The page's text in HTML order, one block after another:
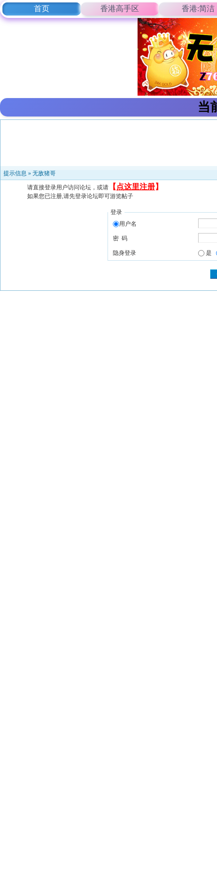
首页 香港高手区 香港:简洁
当
提示信息 » 无敌猪哥
请直接登录用户访问论坛，或请 【 点这里注册】
如果您已注册,请先登录论坛即可游览帖子
登录
用户名
密 码
隐身登录 是